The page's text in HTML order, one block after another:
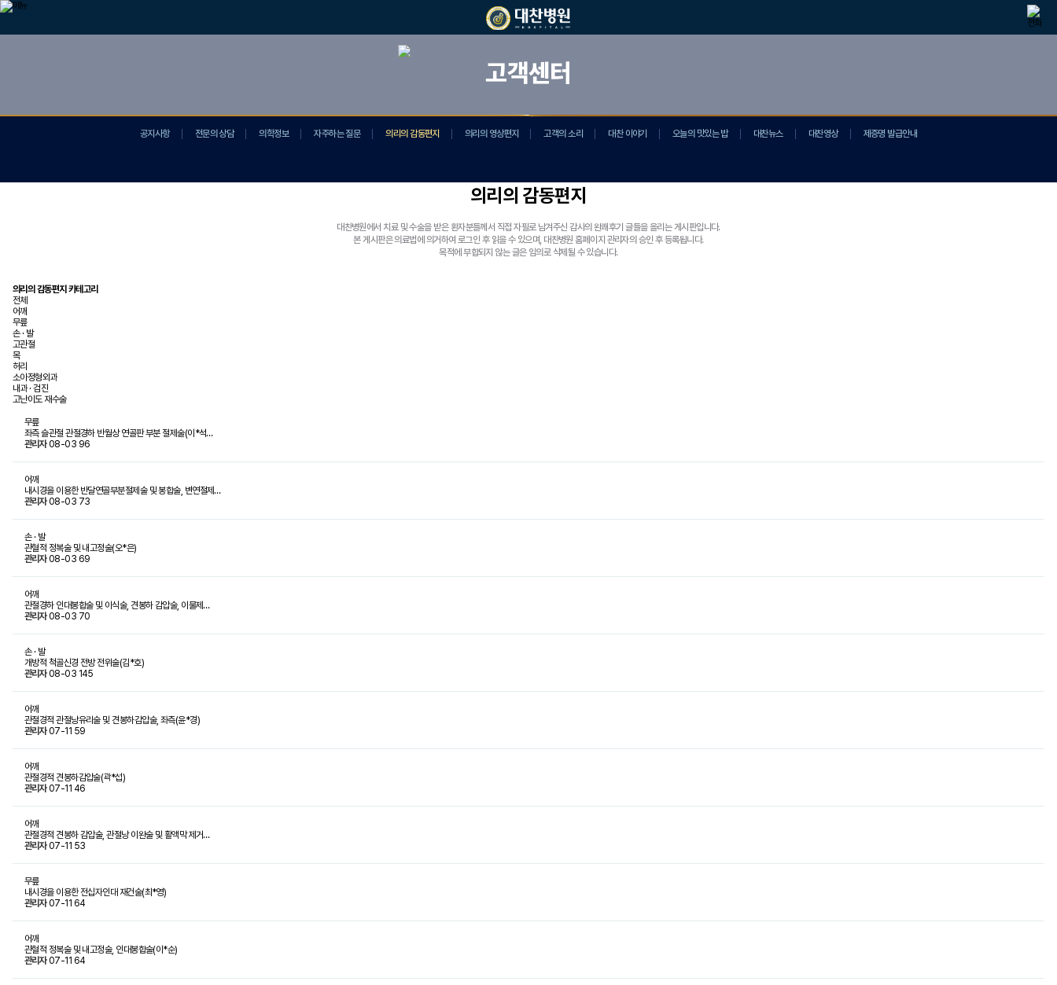
고객센터
공지사항 전문의 상담 의학정보 자주하는 질문 의리의 감동편지 의리의 영상편지 고객의 소리 대찬 이야기 오늘의 맛있는 밥 대찬뉴스 대찬영상 제증명 발급안내
의리의 감동편지
대찬병원에서 치료 및 수술을 받은 환자분들께서 직접 자필로 남겨주신 감사의 완쾌후기 글들을 올리는 게시판입니다.
본 게시판은 의료법에 의거하여 로그인 후 읽을 수 있으며, 대찬병원 홈페이지 관리자의 승인 후 등록됩니다.
목적에 부합되지 않는 글은 임의로 삭제될 수 있습니다.
의리의 감동편지 카테고리
전체
어깨
무릎
손 · 발
고관절
목
허리
소아정형외과
내과 · 검진
고난이도 재수술
무릎
좌측 슬관절 관절경하 반월상 연골판 부분 절제술(이*석…
관리자 08-03 96
어깨
내시경을 이용한 반달연골부분절제술 및 봉합술, 변연절제…
관리자 08-03 73
손 · 발
관혈적 정복술 및 내고정술(오*은)
관리자 08-03 69
어깨
관절경하 인대봉합술 및 이식술, 견봉하 감압술, 이물제…
관리자 08-03 70
손 · 발
개방적 척골신경 전방 전위술(김*호)
관리자 08-03 145
어깨
관절경적 관절낭유리술 및 견봉하감압술, 좌측(윤*경)
관리자 07-11 59
어깨
관절경적 견봉하감압술(곽*섭)
관리자 07-11 46
어깨
관절경적 견봉하 감압술, 관절낭 이완술 및 활액막 제거…
관리자 07-11 53
무릎
내시경을 이용한 전십자인대 재건술(최*영)
관리자 07-11 64
어깨
관혈적 정복술 및 내고정술, 인대봉합술(이*순)
관리자 07-11 64